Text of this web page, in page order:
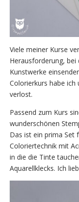
Viele meiner Kurse
Herausforderung,
Kunstwerke
Colorierkurs habe ich
verlost.
Passend zum Kurs
wunderschönen
Das ist ein prima Set
Coloriertechnik mit
in die die Tinte
Aquarellklecks. Ich